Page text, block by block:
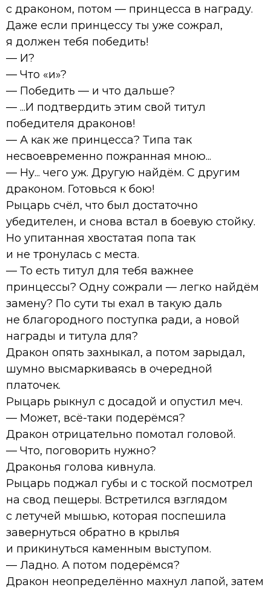
с драконом, потом — принцесса в награду.
Даже если принцессу ты уже сожрал,
я должен тебя победить!
— И?
— Что «и»?
— Победить — и что дальше?
— ...И подтвердить этим свой титул
победителя драконов!
— А как же принцесса? Типа так
несвоевременно пожранная мною...
— Ну... чего уж. Другую найдём. С другим
драконом. Готовься к бою!
Рыцарь счёл, что был достаточно
убедителен, и снова встал в боевую стойку.
Но упитанная хвостатая попа так
и не тронулась с места.
— То есть титул для тебя важнее
принцессы? Одну сожрали — легко найдём
замену? По сути ты ехал в такую даль
не благородного поступка ради, а новой
награды и титула для?
Дракон опять захныкал, а потом зарыдал,
шумно высмаркиваясь в очередной
платочек.
Рыцарь рыкнул с досадой и опустил меч.
— Может, всё-таки подерёмся?
Дракон отрицательно помотал головой.
— Что, поговорить нужно?
Драконья голова кивнула.
Рыцарь поджал губы и с тоской посмотрел
на свод пещеры. Встретился взглядом
с летучей мышью, которая поспешила
завернуться обратно в крылья
и прикинуться каменным выступом.
— Ладно. А потом подерёмся?
Дракон неопределённо махнул лапой, затем